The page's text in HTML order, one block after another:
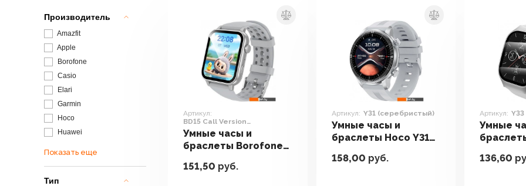
Производитель
Amazfit
Apple
Borofone
Casio
Elari
Garmin
Hoco
Huawei
Показать еще
Тип
Артикул:
BD15 Call Version
(серебристый)
Умные часы и
браслеты Borofone
(серебристый)
151,50 руб.
Артикул: Y31 (серебристый)
Умные часы и
браслеты Hoco Y31
158,00 руб.
Артикул:
Умные
136,60